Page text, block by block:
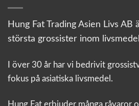
Hung Fat Trading Asien Livs AB
största grossister inom
I över 30 år har vi bedrivit
fokus på asiatiska livsmedel.
Hung Fat erbjuder många råvaror